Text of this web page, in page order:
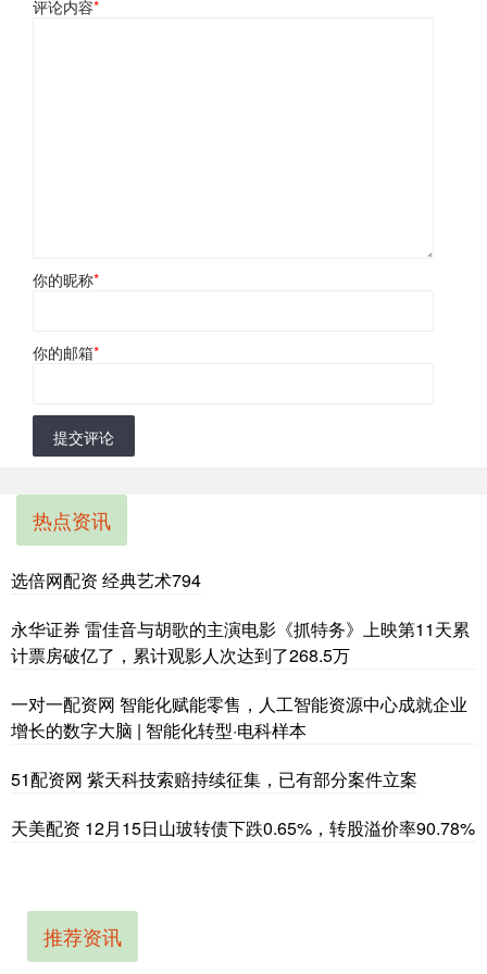
评论内容*
你的昵称*
你的邮箱*
提交评论
热点资讯
选倍网配资 经典艺术794
永华证券 雷佳音与胡歌的主演电影《抓特务》上映第11天累
计票房破亿了，累计观影人次达到了268.5万
一对一配资网 智能化赋能零售，人工智能资源中心成就企业
增长的数字大脑 | 智能化转型·电科样本
51配资网 紫天科技索赔持续征集，已有部分案件立案
天美配资 12月15日山玻转债下跌0.65%，转股溢价率90.78%
推荐资讯